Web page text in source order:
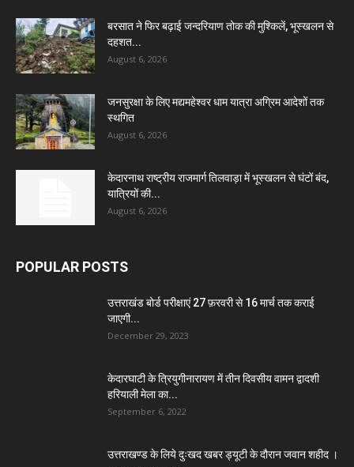
बरसात ने फिर बढ़ाई जन्दरियाण तोक की मुश्किलें, भूस्खलन से
दहशत...
August 6, 2026
जनसुरक्षा के लिए मद्यमहेश्वर धाम यात्रा अग्रिम आदेशों तक
स्थगित
August 6, 2026
केदारनाथ राष्ट्रीय राजमार्ग तिलवाड़ा में भूस्खलन से घंटों बंद,
यात्रियों की...
August 6, 2026
POPULAR POSTS
उत्तराखंड बोर्ड परीक्षाएं 27 फ़रवरी से 16 मार्च तक कराई
जाएगी...
December 29, 2023
केदारघाटी के त्रियुगीनारायण में तीन दिवसीय वामन द्वादशी
हरियाली मेला का...
September 6, 2022
उत्तराखण्ड के लिये दुःखद खबर ड्यूटी के दौरान जवान शहीद ।